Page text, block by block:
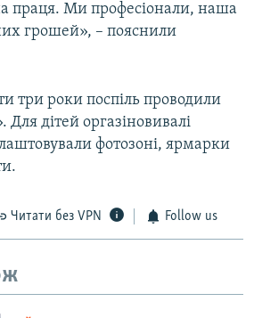
праця. Ми професіонали, наша
грошей», – пояснили
три роки поспіль проводили
Для дітей оргазіновивалі
фотозоні, ярмарки
Читати без VPN Follow us